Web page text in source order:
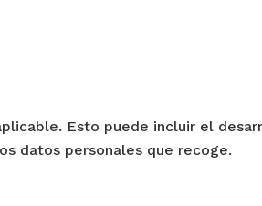
Esto puede incluir el
datos personales que recoge.